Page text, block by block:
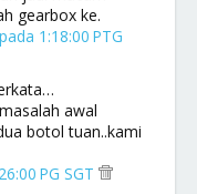
gearbox ke.
1:18:00 PTG
awal
botol tuan..kami
PG SGT